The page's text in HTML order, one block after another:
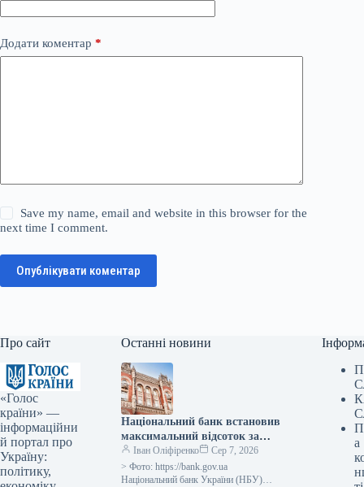
Додати коментар *
Save my name, email and website in this browser for the
next time I comment.
Опублікувати коментар
Про сайт
«Голос
країни» —
інформаційни
й портал про
Україну:
політику,
Останні новини
Національний банк встановив
максимальний відсоток за
тримісячними депозитними
сертифікатами на рівні
облікової ставки плюс 3,5
Іван Оліфіренко
Сер 7, 2026
> Фото: https://bank.gov.ua
Національний банк України (НБУ)
а